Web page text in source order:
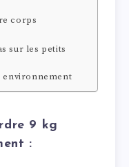
corps
sur les petits
environnement
9 kg
: